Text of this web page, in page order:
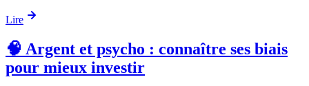
Lire
🧠 Argent et psycho : connaître ses biais
pour mieux investir